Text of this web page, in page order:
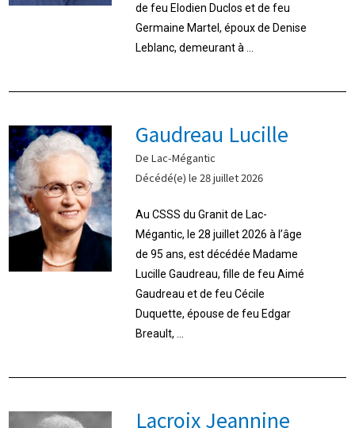
de feu Elodien Duclos et de feu
Germaine Martel, époux de Denise
Leblanc, demeurant à ...
Gaudreau Lucille
De Lac-Mégantic
Décédé(e) le 28 juillet 2026
Au CSSS du Granit de Lac-
Mégantic, le 28 juillet 2026 à l’âge
de 95 ans, est décédée Madame
Lucille Gaudreau, fille de feu Aimé
Gaudreau et de feu Cécile
Duquette, épouse de feu Edgar
Breault, ...
Lacroix Jeannine